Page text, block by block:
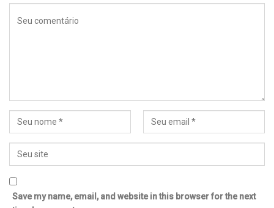
Save my name, email, and website in this browser for the next